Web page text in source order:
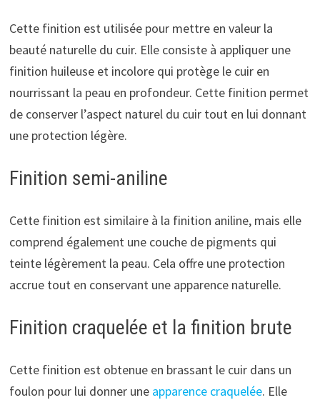
Cette finition est utilisée pour mettre en valeur la
beauté naturelle du cuir. Elle consiste à appliquer une
finition huileuse et incolore qui protège le cuir en
nourrissant la peau en profondeur. Cette finition permet
de conserver l’aspect naturel du cuir tout en lui donnant
une protection légère.
Finition semi-aniline
Cette finition est similaire à la finition aniline, mais elle
comprend également une couche de pigments qui
teinte légèrement la peau. Cela offre une protection
accrue tout en conservant une apparence naturelle.
Finition craquelée et la finition brute
Cette finition est obtenue en brassant le cuir dans un
foulon pour lui donner une apparence craquelée. Elle